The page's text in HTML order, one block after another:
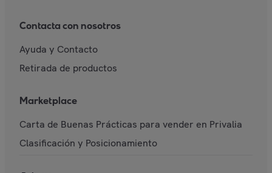
Contacta con nosotros
Ayuda y Contacto
Retirada de productos
Marketplace
Carta de Buenas Prácticas para vender en Privalia
Clasificación y Posicionamiento